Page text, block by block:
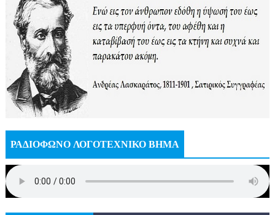
ΡΑΔΙΟΦΩΝΟ ΛΟΓΟΤΕΧΝΙΚΟ ΒΗΜΑ